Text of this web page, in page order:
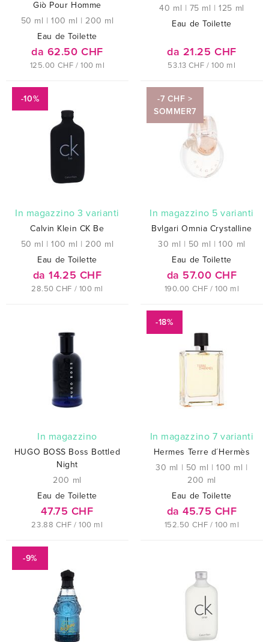
Giò Pour Homme
50 ml |100 ml |200 ml
Eau de Toilette
da 62.50 CHF
125.00 CHF / 100 ml
40 ml | 75 ml |125 ml
Eau de Toilette
da 21.25 CHF
53.13 CHF / 100 ml
-10%
In magazzino 3 varianti
Calvin Klein CK Be
50 ml |100 ml |200 ml
Eau de Toilette
da 14.25 CHF
28.50 CHF / 100 ml
-7 CHF >
SOMMER7
In magazzino 5 varianti
Bvlgari Omnia Crystalline
30 ml | 50 ml |100 ml
Eau de Toilette
da 57.00 CHF
190.00 CHF / 100 ml
In magazzino
HUGO BOSS Boss Bottled
Night
200 ml
Eau de Toilette
47.75 CHF
23.88 CHF / 100 ml
-18%
In magazzino 7 varianti
Hermes Terre d´Hermès
30 ml | 50 ml |100 ml |
200 ml
Eau de Toilette
da 45.75 CHF
152.50 CHF / 100 ml
-9%